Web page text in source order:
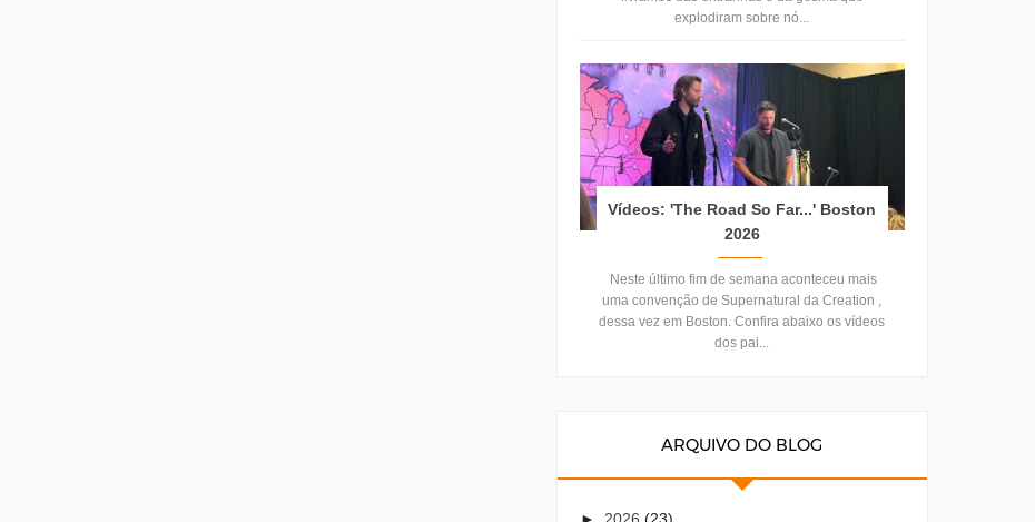
explodiram sobre nó...
Vídeos: 'The Road So Far...' Boston
2026
Neste último fim de semana aconteceu mais
uma convenção de Supernatural da Creation ,
dessa vez em Boston. Confira abaixo os vídeos
dos pai...
ARQUIVO DO BLOG
► 2026 (23)